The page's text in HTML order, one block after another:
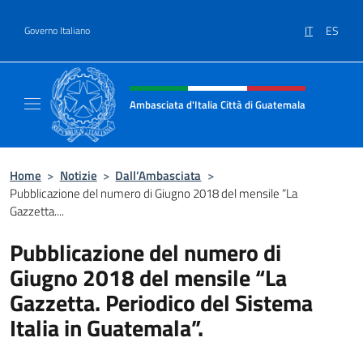
Governo Italiano IT ES
Intestazione sito, social e menù
Ambasciata d'Italia Città di Guatemala
Home > Notizie > Dall’Ambasciata >
Pubblicazione del numero di Giugno 2018 del mensile “La
Gazzetta....
Pubblicazione del numero di
Giugno 2018 del mensile “La
Gazzetta. Periodico del Sistema
Italia in Guatemala”.